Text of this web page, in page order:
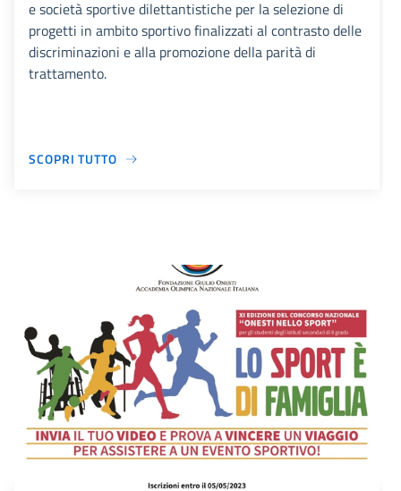
e società sportive dilettantistiche per la selezione di
progetti in ambito sportivo finalizzati al contrasto delle
discriminazioni e alla promozione della parità di
trattamento.
SCOPRI TUTTO